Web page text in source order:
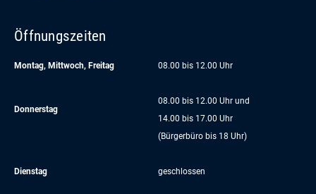
Öffnungszeiten
Montag, Mittwoch, Freitag 08.00 bis 12.00 Uhr
Donnerstag
08.00 bis 12.00 Uhr und
14.00 bis 17.00 Uhr
(Bürgerbüro bis 18 Uhr)
Dienstag geschlossen